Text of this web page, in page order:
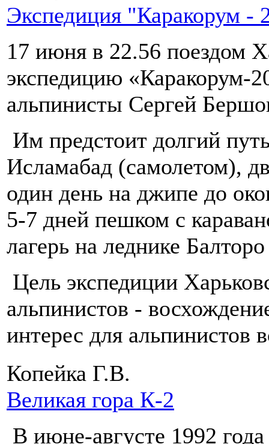
Экспедиция "Каракорум -
17 июня в 22.56 поездом
экспедицию «Каракорум-
альпинисты Сергей
Им предстоит долгий
Исламабад (самолетом),
один день на джипе до
5-7 дней пешком с
лагерь на леднике
Цель экспедиции
альпинистов -
интерес для альпинистов
Копейка Г.В.
Великая гора К-2
В июне-августе 1992